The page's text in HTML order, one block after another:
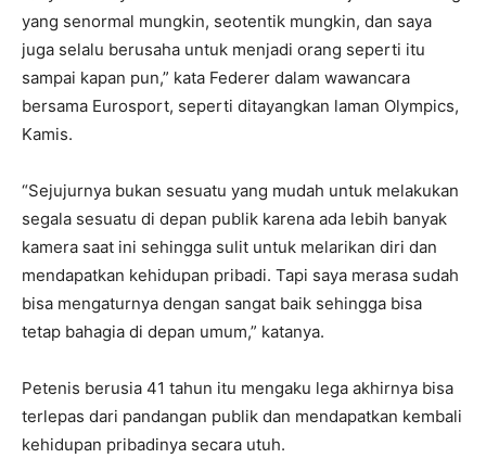
yang senormal mungkin, seotentik mungkin, dan saya
juga selalu berusaha untuk menjadi orang seperti itu
sampai kapan pun,” kata Federer dalam wawancara
bersama Eurosport, seperti ditayangkan laman Olympics,
Kamis.
“Sejujurnya bukan sesuatu yang mudah untuk melakukan
segala sesuatu di depan publik karena ada lebih banyak
kamera saat ini sehingga sulit untuk melarikan diri dan
mendapatkan kehidupan pribadi. Tapi saya merasa sudah
bisa mengaturnya dengan sangat baik sehingga bisa
tetap bahagia di depan umum,” katanya.
Petenis berusia 41 tahun itu mengaku lega akhirnya bisa
terlepas dari pandangan publik dan mendapatkan kembali
kehidupan pribadinya secara utuh.